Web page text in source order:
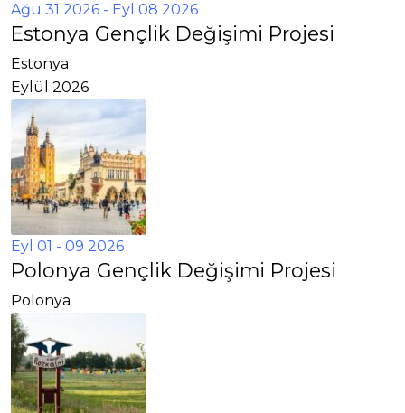
Ağu 31 2026 - Eyl 08 2026
Estonya Gençlik Değişimi Projesi
Estonya
Eylül 2026
Eyl 01 - 09 2026
Polonya Gençlik Değişimi Projesi
Polonya